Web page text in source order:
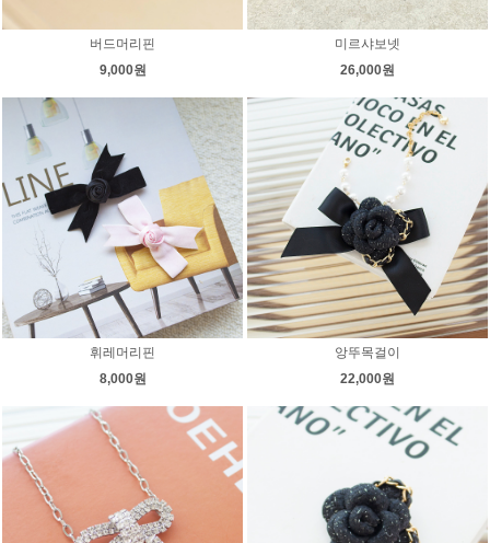
버드머리핀
9,000원
미르샤보넷
26,000원
휘레머리핀
8,000원
앙뚜목걸이
22,000원